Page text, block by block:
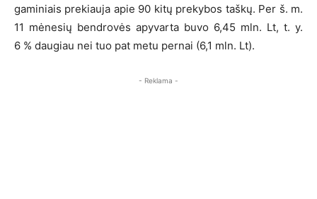
gaminiais prekiauja apie 90 kitų prekybos taškų. Per š. m.
11 mėnesių bendrovės apyvarta buvo 6,45 mln. Lt, t. y.
6 % daugiau nei tuo pat metu pernai (6,1 mln. Lt).
- Reklama -